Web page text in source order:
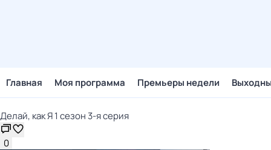
Главная Моя программа Премьеры недели
Делай, как Я 1 сезон 3-я серия
0